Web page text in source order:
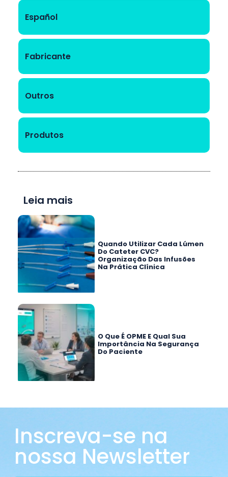
Español
Fabricante
Outros
Produtos
Leia mais
Quando Utilizar Cada Lúmen
Do Cateter CVC?
Organização Das Infusões
Na Prática Clínica
O Que É OPME E Qual Sua
Importância Na Segurança
Do Paciente
Inscreva-se na
nossa Newsletter